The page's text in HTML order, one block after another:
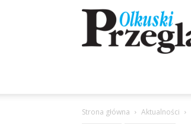
Przegląd
Olkuski
Strona główna Aktualności